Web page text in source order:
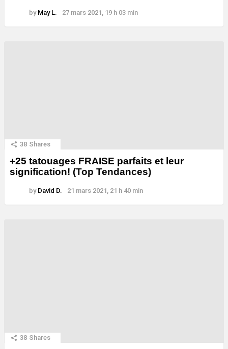
by May L. 27 mars 2021, 19 h 03 min
38 Shares
+25 tatouages ​​FRAISE parfaits et leur
signification! (Top Tendances)
by David D. 21 mars 2021, 21 h 40 min
38 Shares